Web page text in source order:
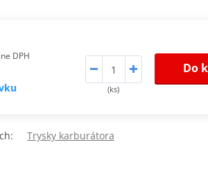
DPH
(ks)
Do
Trysky karburátora